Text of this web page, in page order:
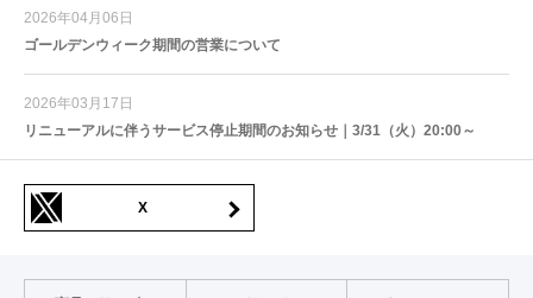
2026年04月06日
ゴールデンウィーク期間の営業について
2026年03月17日
リニューアルに伴うサービス停止期間のお知らせ｜3/31（火）20:00～
X